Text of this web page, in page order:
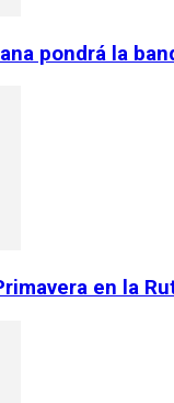
pondrá la
en la